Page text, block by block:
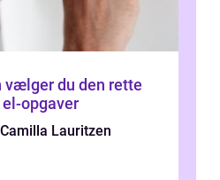
vælger du den rette
opgaver
Camilla Lauritzen